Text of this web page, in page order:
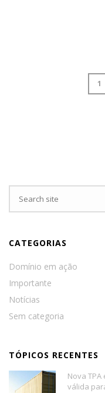
1
CATEGORIAS
Domínio em ação
Importante
Notícias
Sem categoria
TÓPICOS RECENTES
Nova
válida